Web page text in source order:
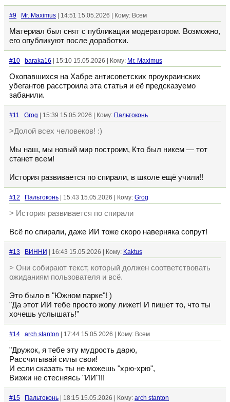
#9 Mr. Maximus | 14:51 15.05.2026 | Кому: Всем
Материал был снят с публикации модератором. Возможно,
его опубликуют после доработки.
#10 baraka16 | 15:10 15.05.2026 | Кому: Mr. Maximus
Окопавшихся на Хабре антисоветских проукраинских
убегантов расстроила эта статья и её предсказуемо
забанили.
#11 Grog | 15:39 15.05.2026 | Кому: Пальтоконь
>Долой всех человеков! :)
Мы наш, мы новый мир построим, Кто был никем — тот
станет всем!
История развивается по спирали, в школе ещё учили!!
#12 Пальтоконь | 15:43 15.05.2026 | Кому: Grog
> История развивается по спирали
Всё по спирали, даже ИИ тоже скоро наверняка сопрут!
#13 ВИННИ | 16:43 15.05.2026 | Кому: Kaktus
> Они собирают текст, который должен соответствовать
ожиданиям пользователя и всё.
Это было в "Южном парке"! )
"Да этот ИИ тебе просто жопу лижет! И пишет то, что ты
хочешь услышать!"
#14 arch stanton | 17:44 15.05.2026 | Кому: Всем
"Дружок, я тебе эту мудрость дарю,
Рассчитывай силы свои!
И если сказать ты не можешь "хрю-хрю",
Визжи не стесняясь "ИИ"!!!
#15 Пальтоконь | 18:15 15.05.2026 | Кому: arch stanton